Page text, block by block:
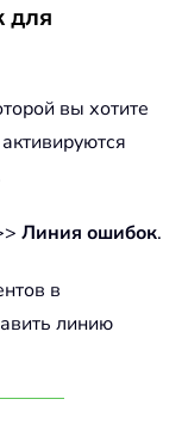
для
вы хотите
Линия ошибок.
в
линию